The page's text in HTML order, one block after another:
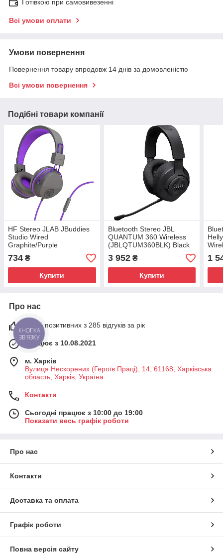
Готівкою при самовивезенні
Всі умови оплати
Умови повернення
Повернення товару впродовж 14 днів за домовленістю
Всі умови повернення
Подібні товари компанії
HF Stereo JLAB JBuddies
Studio Wired
Graphite/Purple
(IEUHJKSTUDIORGRYPRP6)
UA
734 ₴
Купити
Bluetooth Stereo JBL
QUANTUM 360 Wireless
(JBLQTUM360BLK) Black
UA
3 952₴
Купити
1
Про нас
100% позитивних з 285 відгуків за рік
Працює з 10.08.2021
м. Харків
Вулиця Нескорених (Героїв Праці), 14, 61168, Харківська
область, Харків, Україна
Контакти
Сьогодні працює з 10:00 до 19:00
Показати весь графік роботи
Про нас
Контакти
Доставка та оплата
Графік роботи
Повна версія сайту
КНОПКА
ЗВ'ЯЗКУ